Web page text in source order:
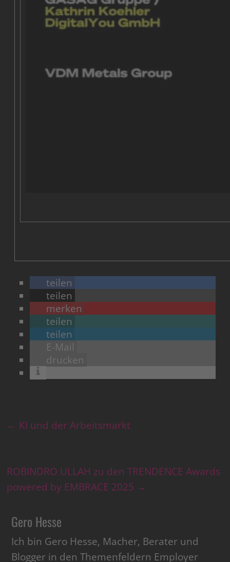
teilen
teilen
merken
teilen
teilen
E-Mail
drucken
← KI und der Arbeitsmarkt
ROBINDRO ULLAH zu den TRENDENCE Awards
powered by EMBRACE 2025 →
Gero Hesse
Ich bin Gero Hesse, Macher, Berater und
Blogger in den Themenfeldern Employer